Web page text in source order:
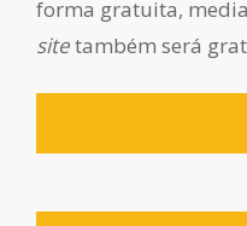
forma gratuita,
sitetambém será